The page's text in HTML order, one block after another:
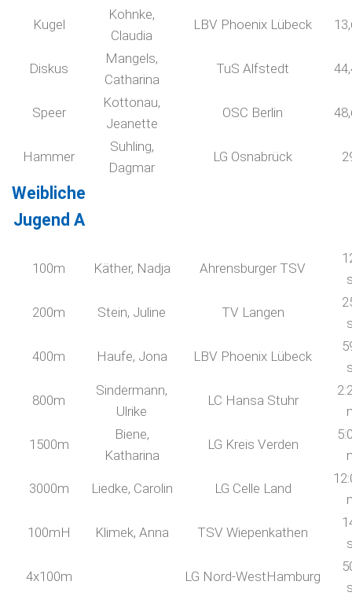
Kugel
Kohnke,
Claudia
LBV Phoenix Lübeck
Diskus
Mangels,
Catharina
TuS Alfstedt
Speer
Kottonau,
Jeanette
OSC Berlin
Hammer
Suhling,
Dagmar
LG Osnabrück
Weibliche
Jugend A
100m Käther, Nadja Ahrensburger TSV
200m Stein, Juline TV Langen
400m Haufe, Jona LBV Phoenix Lübeck
800m
Sindermann,
Ulrike
LC Hansa Stuhr
1500m
Biene,
Katharina
LG Kreis Verden
3000m Liedke, Carolin LG Celle Land
100mH Klimek, Anna TSV Wiepenkathen
4x100m LG Nord-WestHamburg